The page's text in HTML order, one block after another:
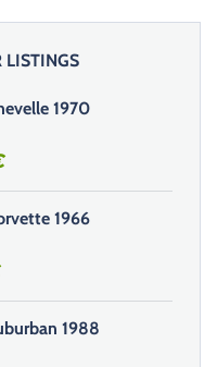
LISTINGS
1970
1966
1988